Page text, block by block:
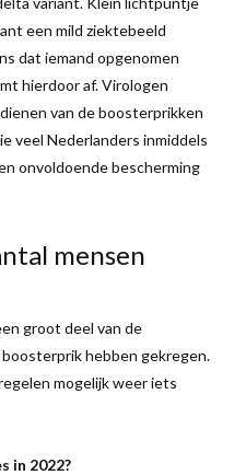
een mild ziektebeeld
dat iemand opgenomen
hierdoor af. Virologen
van de boosterprikken
veel Nederlanders inmiddels
onvoldoende bescherming
mensen
groot deel van de
hebben gekregen.
mogelijk weer iets
in 2022?